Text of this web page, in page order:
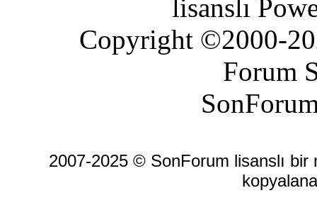
lisanslı
Copyright ©2000-
Forum
2007-2025 © SonForum lisanslı bir